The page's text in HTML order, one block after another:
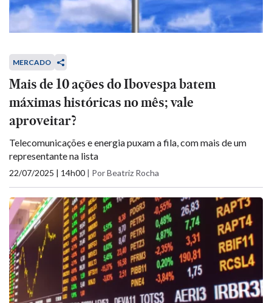
MERCADO
Mais de 10 ações do Ibovespa batem
máximas históricas no mês; vale
aproveitar?
Telecomunicações e energia puxam a fila, com mais de um
representante na lista
22/07/2025 | 14h00 | Por Beatriz Rocha